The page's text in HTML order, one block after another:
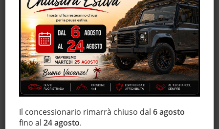
Regolazione elettrica sedili
Sensore di luce
Sensore di pioggia
Sensori di parcheggio posteriori
Servosterzo
Sistema di navigazione
Sistema di visione notturna
Sospensioni pneumatiche
Sospensioni sportive
Il concessionario rimarrà chiuso dal6 agosto
fino al24 agosto.